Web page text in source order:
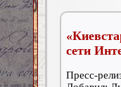
сети
Пресс-